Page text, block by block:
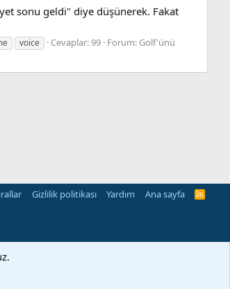
sonu geldi" diye düşünerek. Fakat
voice Cevaplar: 99 Forum: Golf'ünü
Gizlilik politikası Yardım Ana sayfa
R
S